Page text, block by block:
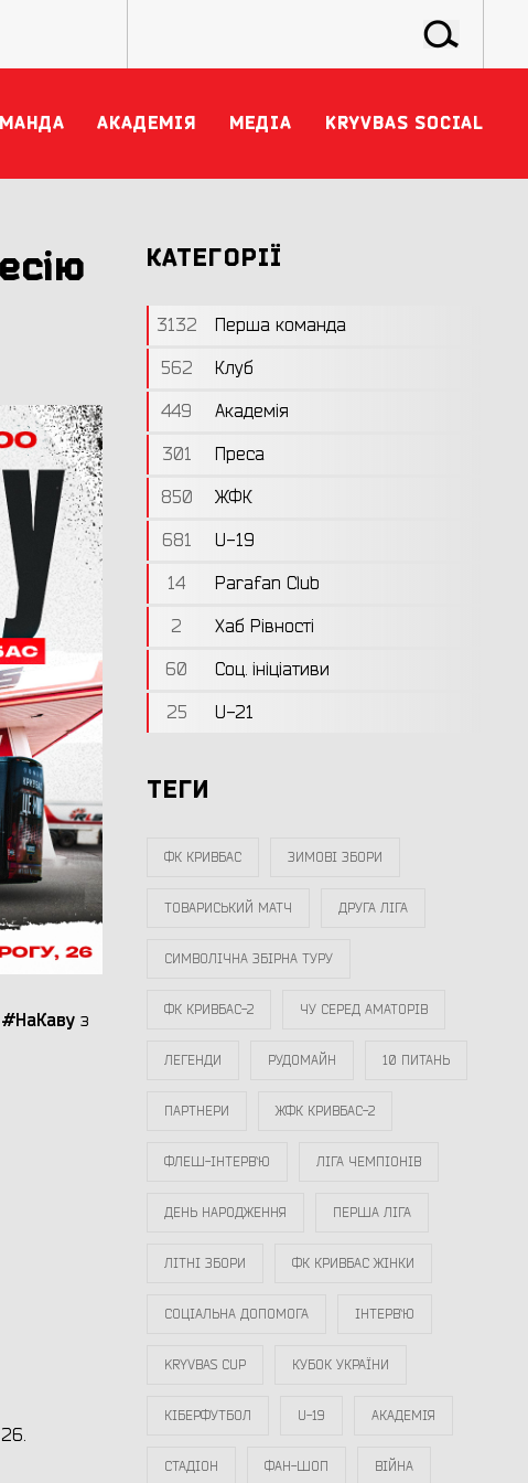
АКАДЕМІЯ МЕДІА KRYVBAS SOCIAL
#НаКаву з
КАТЕГОРІЇ
3132
Перша команда
562
Клуб
449
Академія
301
Преса
850
ЖФК
681
U-19
14
Parafan Club
2
Хаб Рівності
60
Соц. ініціативи
25
U-21
ТЕГИ
ФК КРИВБАС ЗИМОВІ ЗБОРИ
ТОВАРИСЬКИЙ МАТЧ ДРУГА ЛІГА
СИМВОЛІЧНА ЗБІРНА ТУРУ
ФК КРИВБАС-2 ЧУ СЕРЕД АМАТОРІВ
ЛЕГЕНДИ РУДОМАЙН 10 ПИТАНЬ
ПАРТНЕРИ ЖФК КРИВБАС-2
ФЛЕШ-ІНТЕРВ`Ю ЛІГА ЧЕМПІОНІВ
ДЕНЬ НАРОДЖЕННЯ ПЕРША ЛІГА
ЛІТНІ ЗБОРИ ФК КРИВБАС ЖІНКИ
СОЦІАЛЬНА ДОПОМОГА ІНТЕРВ`Ю
KRYVBAS CUP КУБОК УКРАЇНИ
КІБЕРФУТБОЛ U-19 АКАДЕМІЯ
СТАДІОН ФАН-ШОП ВІЙНА